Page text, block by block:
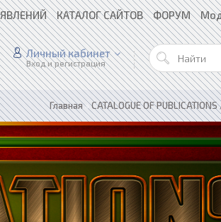
КАТАЛОГ САЙТОВ ФОРУМ
Личный кабинет
Вход и регистрация
Главная»CATALOGUE OF